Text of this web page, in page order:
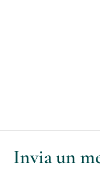
Invia un